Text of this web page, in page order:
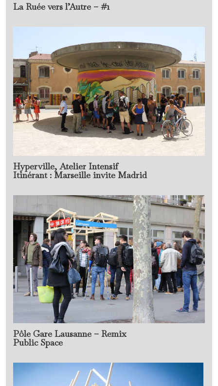
La Ruée vers l’Autre – #1
Hyperville, Atelier Intensif
Itinérant : Marseille invite Madrid
Pôle Gare Lausanne – Remix
Public Space